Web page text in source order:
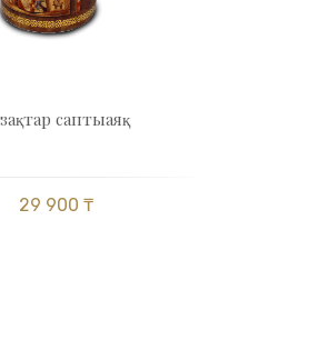
саптыаяқ
29 900 ₸